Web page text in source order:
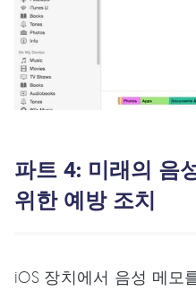
파트 4: 미래의 음
위한 예방 조치
iOS 장치에서 음성 메모